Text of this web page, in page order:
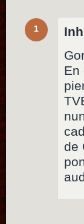
1
En
de